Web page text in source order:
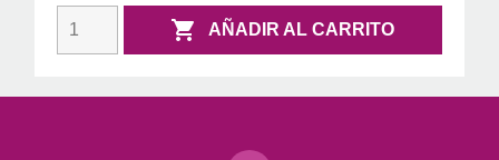
 AÑADIR AL CARRITO